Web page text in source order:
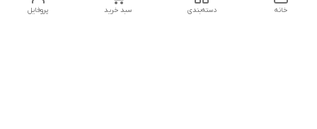
پروفایل سبد خرید دسته‌بندی خانه